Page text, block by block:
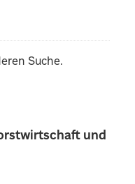
und
Suche.